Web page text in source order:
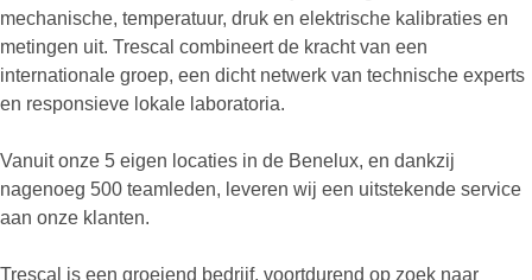
mechanische, temperatuur, druk en elektrische kalibraties en
metingen uit. Trescal combineert de kracht van een
internationale groep, een dicht netwerk van technische experts
en responsieve lokale laboratoria.
Vanuit onze 5 eigen locaties in de Benelux, en dankzij
nagenoeg 500 teamleden, leveren wij een uitstekende service
aan onze klanten.
Trescal is een groeiend bedrijf, voortdurend op zoek naar